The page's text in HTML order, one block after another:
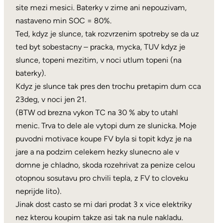
site mezi mesici. Baterky v zime ani nepouzivam,
nastaveno min SOC = 80%.
Ted, kdyz je slunce, tak rozvrzenim spotreby se da uz
ted byt sobestacny – pracka, mycka, TUV kdyz je
slunce, topeni mezitim, v noci utlum topeni (na
baterky).
Kdyz je slunce tak pres den trochu pretapim dum cca
23deg, v noci jen 21.
(BTW od brezna vykon TC na 30 % aby to utahl
menic. Trva to dele ale vytopi dum ze slunicka. Moje
puvodni motivace koupe FV byla si topit kdyz je na
jare a na podzim celekem hezky slunecno ale v
domne je chladno, skoda rozehrivat za penize celou
otopnou sosutavu pro chvili tepla, z FV to cloveku
neprijde lito).
Jinak dost casto se mi dari prodat 3 x vice elektriky
nez kterou koupim takze asi tak na nule nakladu.